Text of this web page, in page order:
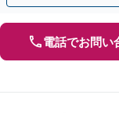
電話でお問い